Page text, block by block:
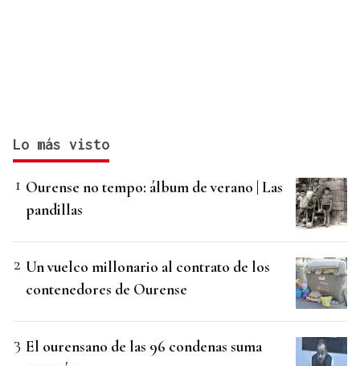
Lo más visto
Ourense no tempo: álbum de verano | Las
pandillas
Un vuelco millonario al contrato de los
contenedores de Ourense
El ourensano de las 96 condenas suma